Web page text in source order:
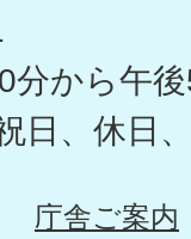
分から午
日、休日
庁舎ご案内